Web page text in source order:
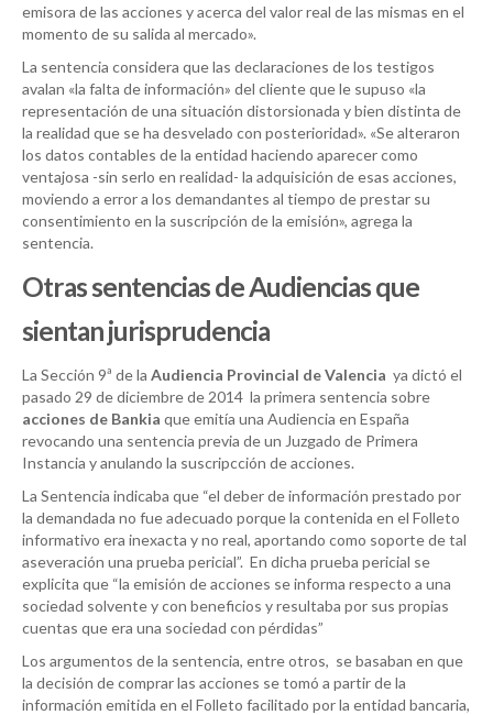
emisora de las acciones y acerca del valor real de las mismas en el
momento de su salida al mercado».
La sentencia considera que las declaraciones de los testigos
avalan «la falta de información» del cliente que le supuso «la
representación de una situación distorsionada y bien distinta de
la realidad que se ha desvelado con posterioridad». «Se alteraron
los datos contables de la entidad haciendo aparecer como
ventajosa -sin serlo en realidad- la adquisición de esas acciones,
moviendo a error a los demandantes al tiempo de prestar su
consentimiento en la suscripción de la emisión», agrega la
sentencia.
Otras sentencias de Audiencias que
sientan jurisprudencia
La Sección 9ª de la Audiencia Provincial de Valencia ya dictó el
pasado 29 de diciembre de 2014 la primera sentencia sobre
acciones de Bankia que emitía una Audiencia en España
revocando una sentencia previa de un Juzgado de Primera
Instancia y anulando la suscripcción de acciones.
La Sentencia indicaba que “el deber de información prestado por
la demandada no fue adecuado porque la contenida en el Folleto
informativo era inexacta y no real, aportando como soporte de tal
aseveración una prueba pericial”. En dicha prueba pericial se
explicita que “la emisión de acciones se informa respecto a una
sociedad solvente y con beneficios y resultaba por sus propias
cuentas que era una sociedad con pérdidas”
Los argumentos de la sentencia, entre otros, se basaban en que
la decisión de comprar las acciones se tomó a partir de la
información emitida en el Folleto facilitado por la entidad bancaria,